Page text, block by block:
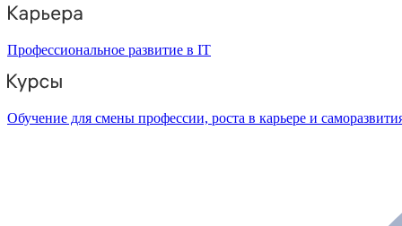
Профессиональное развитие в IT
Обучение для смены профессии, роста в карьере и